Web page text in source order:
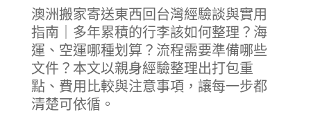
澳洲搬家寄送東西回台灣經驗談與實用
指南｜多年累積的行李該如何整理？海
運、空運哪種划算？流程需要準備哪些
文件？本文以親身經驗整理出打包重
點、費用比較與注意事項，讓每一步都
清楚可依循。